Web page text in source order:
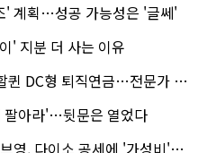
' 계획…성공 가능성은 '글쎄'
' 지분 더 사는 이유
형 퇴직연금…전문가 조언은
팔아라'…뒷문은 열었다
다이소 공세에 '가성비'로 맞불